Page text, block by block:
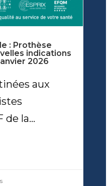
: Prothèse
indications
2026
aux
de la...